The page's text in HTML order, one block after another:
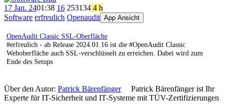
17 Jan. 2401:38 16 253134 4 h
Software erfreulich Openaudit App Ansicht
OpenAudit Classic SSL-Oberfläche
#erfreulich - ab Release 2024.01.16 ist die #OpenAudit Classic
Weboberfläche auch SSL-verschlüsselt zu erreichen. Dabei wird zum
Ende des Setups
Über den Autor: Patrick Bärenfänger
Patrick Bärenfänger ist Ihr
Experte für IT-Sicherheit und IT-Systeme mit TÜV-Zertifizierungen